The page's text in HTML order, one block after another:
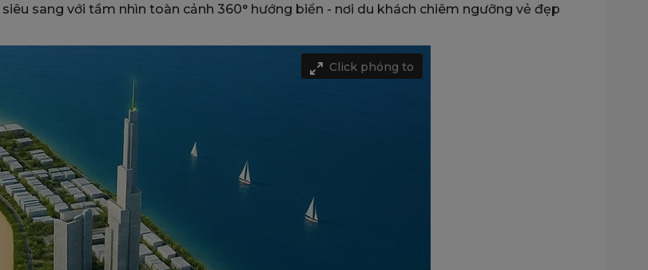
sang với tầm nhìn toàn cảnh 360° hướng biển - nơi du khách chiêm ngưỡng vẻ đẹp
Click phóng to